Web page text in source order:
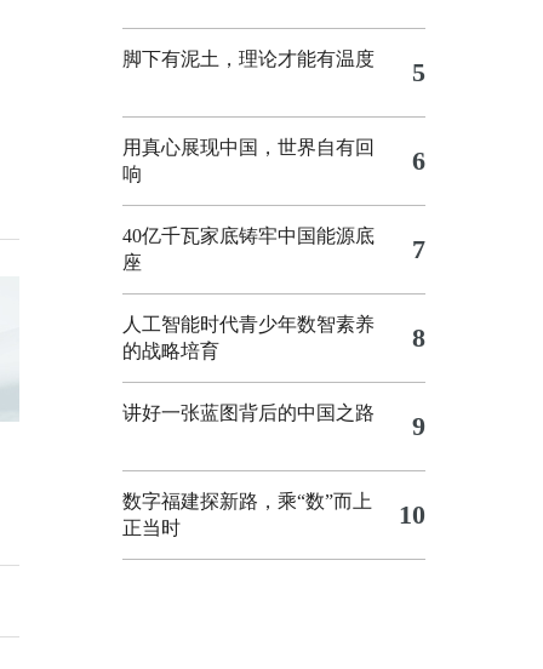
脚下有泥土，理论才能有温度 5
用真心展现中国，世界自有回
响
6
40亿千瓦家底铸牢中国能源底
座
7
人工智能时代青少年数智素养
的战略培育
8
讲好一张蓝图背后的中国之路 9
数字福建探新路，乘“数”而上
正当时
10